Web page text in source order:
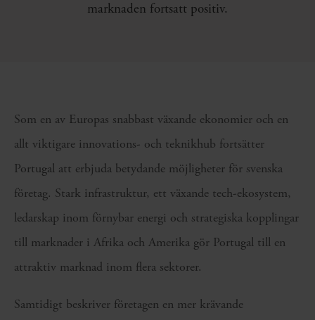
marknaden fortsatt positiv.
Som en av Europas snabbast växande ekonomier och en
allt viktigare innovations- och teknikhub fortsätter
Portugal att erbjuda betydande möjligheter för svenska
företag. Stark infrastruktur, ett växande tech-ekosystem,
ledarskap inom förnybar energi och strategiska kopplingar
till marknader i Afrika och Amerika gör Portugal till en
attraktiv marknad inom flera sektorer.
Samtidigt beskriver företagen en mer krävande